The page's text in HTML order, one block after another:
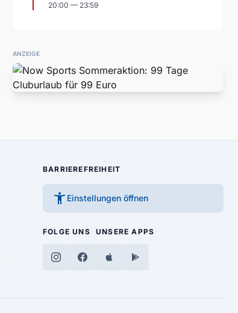
20:00 — 23:59
ANZEIGE
BARRIEREFREIHEIT
accessibility_new Einstellungen öffnen
FOLGE UNS UNSERE APPS